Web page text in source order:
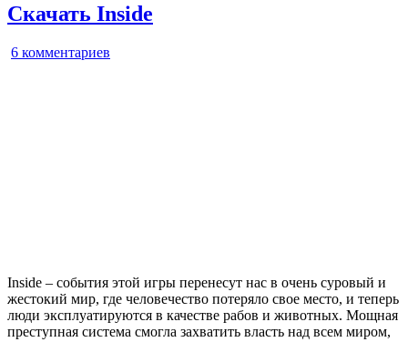
Скачать Inside
6 комментариев
Inside – события этой игры перенесут нас в очень суровый и
жестокий мир, где человечество потеряло свое место, и теперь
люди эксплуатируются в качестве рабов и животных. Мощная
преступная система смогла захватить власть над всем миром,